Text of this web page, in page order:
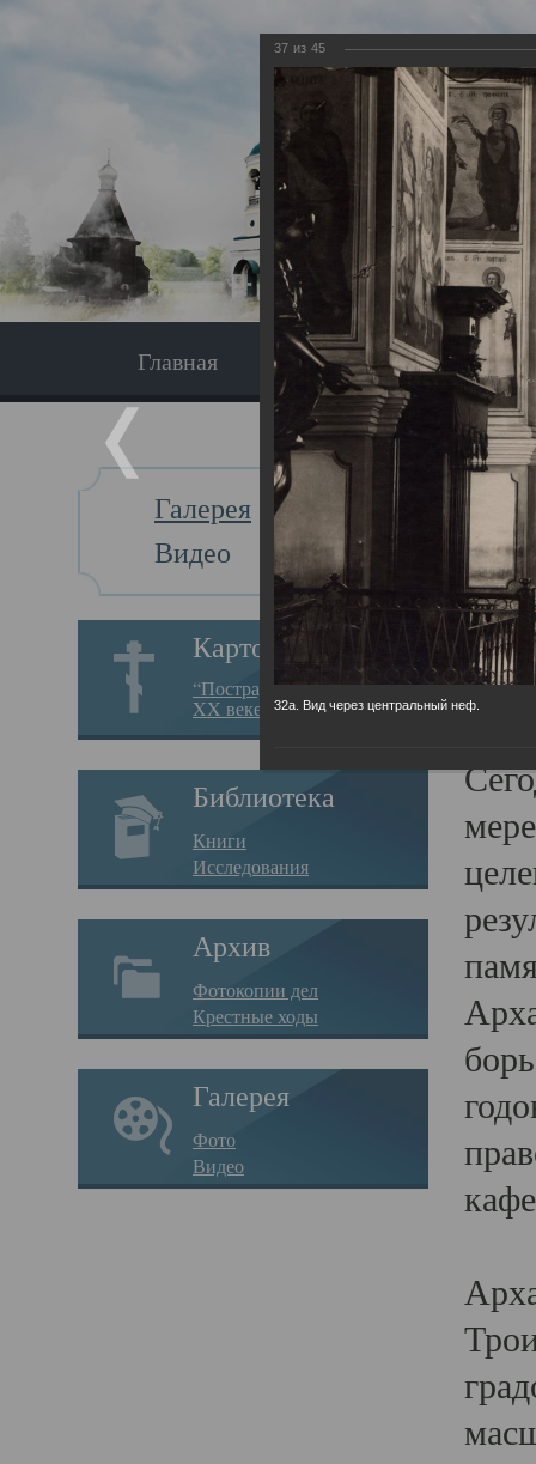
Главная Экскурсия
Галерея
Видео
Картотека
“Пострадавшие за веру в
XX веке на Севере”
Библиотека
Книги
Исследования
Архив
Фотокопии дел
Крестные ходы
Галерея
Фото
Видео
Главная
37 из 45
32а. Вид через центральный неф.